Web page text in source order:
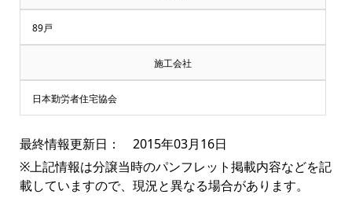
89戸
施工会社
日本勤労者住宅協会
最終情報更新日： 2015年03月16日
※上記情報は分譲当時のパンフレット掲載内容などを記
載していますので、現況と異なる場合があります。